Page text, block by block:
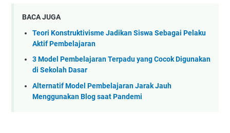
BACA JUGA
Teori Konstruktivisme Jadikan Siswa Sebagai Pelaku
Aktif Pembelajaran
3 Model Pembelajaran Terpadu yang Cocok Digunakan
di Sekolah Dasar
Alternatif Model Pembelajaran Jarak Jauh
Menggunakan Blog saat Pandemi